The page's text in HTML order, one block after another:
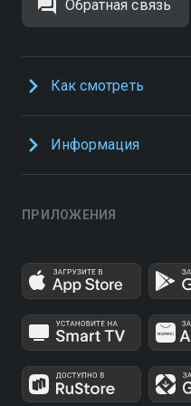
Обратная связь
Как смотреть
Информация
ПРИЛОЖЕНИЯ